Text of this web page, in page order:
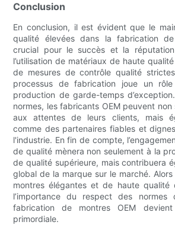
Conclusion
En conclusion, il est évident que le
qualité élevées dans la fabrication
crucial pour le succès et la réputation
l’utilisation de matériaux de haute
de mesures de contrôle qualité
processus de fabrication joue un
production de garde-temps
normes, les fabricants OEM peuvent
aux attentes de leurs clients, mais
comme des partenaires fiables et
l'industrie. En fin de compte,
de qualité mènera non seulement à la
de qualité supérieure, mais contribuera
global de la marque sur le marché.
montres élégantes et de haute qualité
l’importance du respect des
fabrication de montres OEM
primordiale.